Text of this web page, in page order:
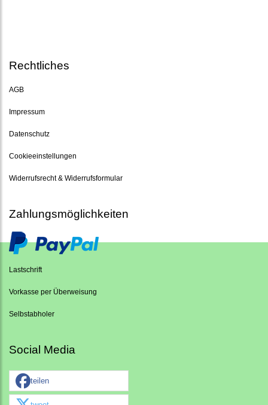
Rechtliches
AGB
Impressum
Datenschutz
Cookieeinstellungen
Widerrufsrecht & Widerrufsformular
Zahlungsmöglichkeiten
Lastschrift
Vorkasse per Überweisung
Selbstabholer
Social Media
teilen